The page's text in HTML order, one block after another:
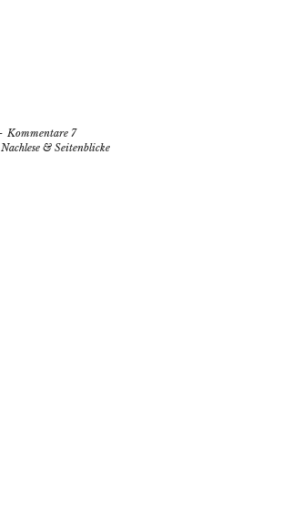
Kommentare 7
Nachlese & Seitenblicke